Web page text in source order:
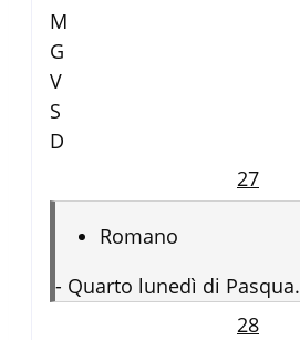
M
G
V
S
D
27
Romano
- Quarto lunedì di Pasqua.
28